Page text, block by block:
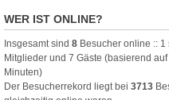
WER IST ONLINE?
Insgesamt sind 8 Besucher online ::
Mitglieder und 7 Gäste (basierend
Minuten)
Der Besucherrekord liegt bei 3713